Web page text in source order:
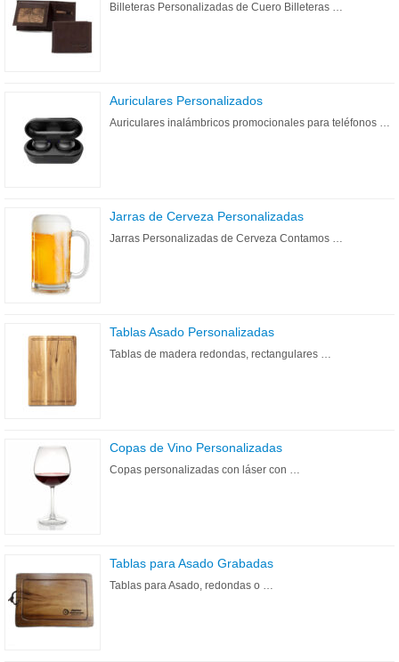
Billeteras Personalizadas de Cuero Billeteras …
Auriculares Personalizados
Auriculares inalámbricos promocionales para teléfonos …
Jarras de Cerveza Personalizadas
Jarras Personalizadas de Cerveza Contamos …
Tablas Asado Personalizadas
Tablas de madera redondas, rectangulares …
Copas de Vino Personalizadas
Copas personalizadas con láser con …
Tablas para Asado Grabadas
Tablas para Asado, redondas o …